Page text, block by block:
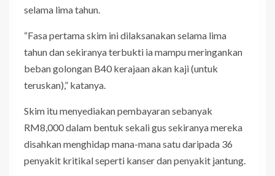
selama lima tahun.
“Fasa pertama skim ini dilaksanakan selama lima
tahun dan sekiranya terbukti ia mampu meringankan
beban golongan B40 kerajaan akan kaji (untuk
teruskan),” katanya.
Skim itu menyediakan pembayaran sebanyak
RM8,000 dalam bentuk sekali gus sekiranya mereka
disahkan menghidap mana-mana satu daripada 36
penyakit kritikal seperti kanser dan penyakit jantung.